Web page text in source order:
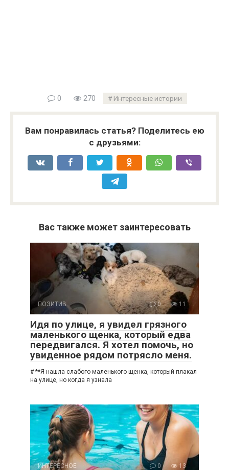
0 270 Интересные истории
Вам понравилась статья? Поделитесь ею
с друзьями:
Вас также может заинтересовать
ПОЗИТИВ 0 11
Идя по улице, я увидел грязного
маленького щенка, который едва
передвигался. Я хотел помочь, но
увиденное рядом потрясло меня.
# **Я нашла слабого маленького щенка, который плакал
на улице, но когда я узнала
ИНТЕРЕСНОЕ 0 13